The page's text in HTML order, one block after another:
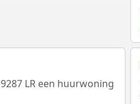
LR een huurwoning